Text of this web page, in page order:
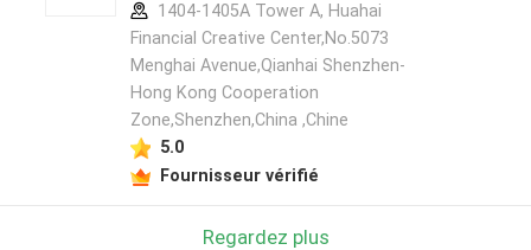
1404-1405A Tower A, Huahai
Financial Creative Center,No.5073
Menghai Avenue,Qianhai Shenzhen-
Hong Kong Cooperation
Zone,Shenzhen,China ,Chine
5.0
Fournisseur vérifié
Regardez plus